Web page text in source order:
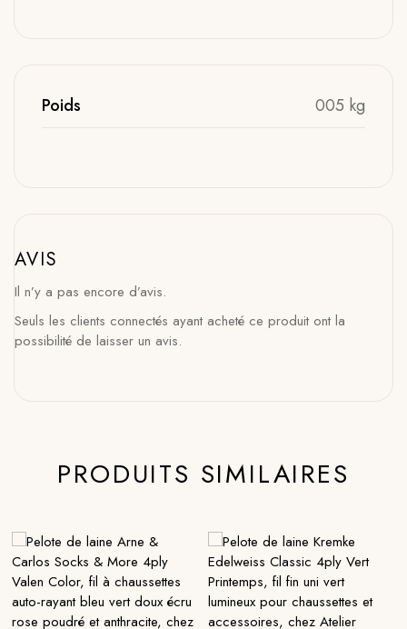
Poids 005 kg
AVIS
Il n’y a pas encore d’avis.
Seuls les clients connectés ayant acheté ce produit ont la
possibilité de laisser un avis.
PRODUITS SIMILAIRES